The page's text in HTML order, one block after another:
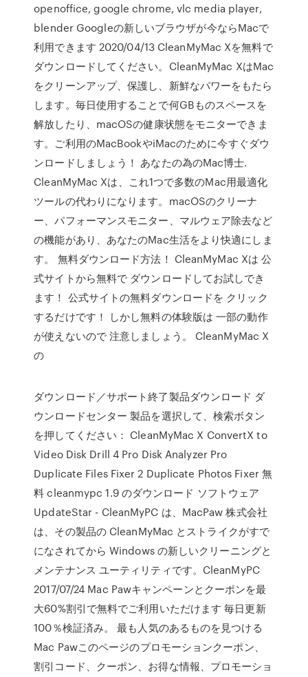
openoffice, google chrome, vlc media player,
blender Googleの新しいブラウザが今ならMacで
利用できます 2020/04/13 CleanMyMac Xを無料で
ダウンロードしてください。CleanMyMac XはMac
をクリーンアップ、保護し、新鮮なパワーをもたら
します。毎日使用することで何GBものスペースを
解放したり、macOSの健康状態をモニターできま
す。ご利用のMacBookやiMacのために今すぐダウ
ンロードしましょう！ あなたの為のMac博士.
CleanMyMac Xは、これ1つで多数のMac用最適化
ツールの代わりになります。macOSのクリーナ
ー、パフォーマンスモニター、マルウェア除去など
の機能があり、あなたのMac生活をより快適にしま
す。 無料ダウンロード方法！ CleanMyMac Xは 公
式サイトから無料で ダウンロードしてお試しでき
ます！ 公式サイトの無料ダウンロードを クリック
するだけです！ しかし無料の体験版は 一部の動作
が使えないので 注意しましょう。 CleanMyMac X
の
ダウンロード／サポート終了製品ダウンロード ダ
ウンロードセンター 製品を選択して、検索ボタン
を押してください： CleanMyMac X ConvertX to
Video Disk Drill 4 Pro Disk Analyzer Pro
Duplicate Files Fixer 2 Duplicate Photos Fixer 無
料 cleanmypc 1.9 のダウンロード ソフトウェア
UpdateStar - CleanMyPC は、MacPaw 株式会社
は、その製品の CleanMyMac とストライクがすで
になされてから Windows の新しいクリーニングと
メンテナンス ユーティリティです。CleanMyPC
2017/07/24 Mac Pawキャンペーンとクーポンを最
大60%割引で無料でご利用いただけます 毎日更新
100％検証済み。 最も人気のあるものを見つける
Mac Pawこのページのプロモーションクーポン、
割引コード、クーポン、お得な情報、プロモーショ